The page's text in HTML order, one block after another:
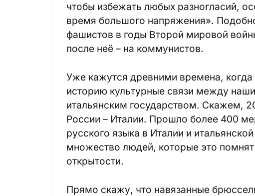
чтобы избежать любых разногласий,
время большого напряжения».
фашистов в годы Второй мировой
после неё – на коммунистов.
Уже кажутся древними времена,
историю культурные связи между
итальянским государством. Скажем,
России – Италии. Прошло более 400
русского языка в Италии и
множество людей, которые это
открытости.
Прямо скажу, что навязанные